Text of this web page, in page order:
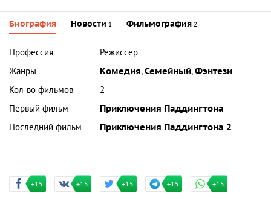
Биография Новости 1 Фильмография 2
Профессия
Режиссер
Жанры
Комедия,Семейный,Фэнтези
Кол-во фильмов
2
Первый фильм
Приключения Паддингтона
Последний фильм
Приключения Паддингтона 2
+15 +15 +15 +15 +15